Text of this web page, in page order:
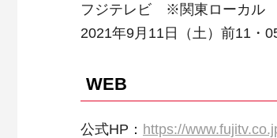
フジテレビ ※関東ローカル
2021年9月11日（土）前11・
WEB
公式HP： https://